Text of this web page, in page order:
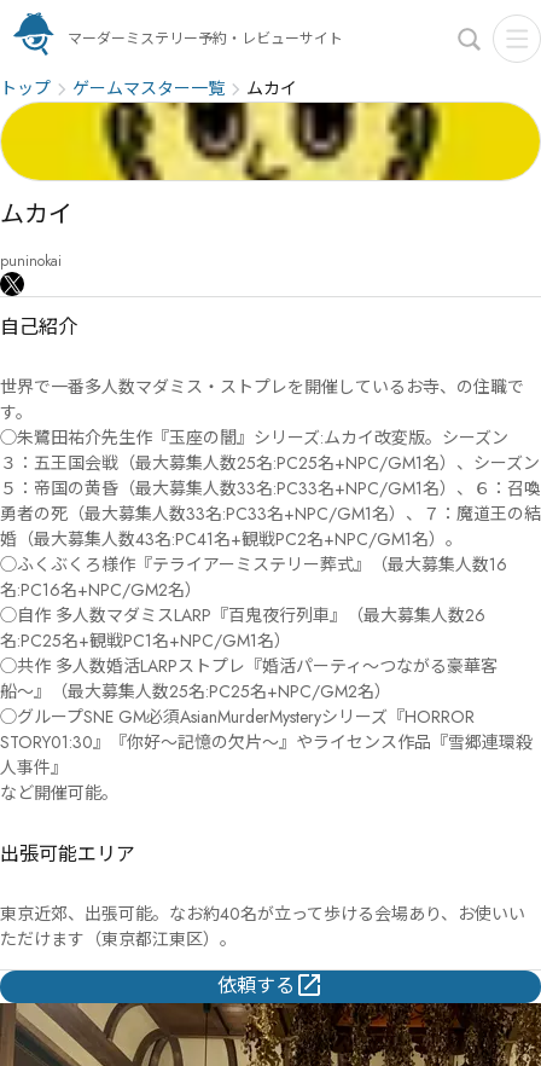
マーダーミステリー予約・レビューサイト
トップ ゲームマスター一覧 ムカイ
ムカイ
puninokai
自己紹介
世界で一番多人数マダミス・ストプレを開催しているお寺、の住職で
す。
◯朱鷺田祐介先生作『玉座の闇』シリーズ:ムカイ改変版。シーズン
３：五王国会戦（最大募集人数25名:PC25名+NPC/GM1名）、シーズン
５：帝国の黄昏（最大募集人数33名:PC33名+NPC/GM1名）、６：召喚
勇者の死（最大募集人数33名:PC33名+NPC/GM1名）、７：魔道王の結
婚（最大募集人数43名:PC41名+観戦PC2名+NPC/GM1名）。
◯ふくぶくろ様作『テライアーミステリー葬式』（最大募集人数16
名:PC16名+NPC/GM2名）
◯自作 多人数マダミスLARP『百鬼夜行列車』（最大募集人数26
名:PC25名+観戦PC1名+NPC/GM1名）
◯共作 多人数婚活LARPストプレ『婚活パーティ〜つながる豪華客
船〜』（最大募集人数25名:PC25名+NPC/GM2名）
◯グループSNE GM必須AsianMurderMysteryシリーズ『HORROR
STORY01:30』『你好〜記憶の欠片〜』やライセンス作品『雪郷連環殺
人事件』
など開催可能。
出張可能エリア
東京近郊、出張可能。なお約40名が立って歩ける会場あり、お使いい
ただけます（東京都江東区）。
依頼する